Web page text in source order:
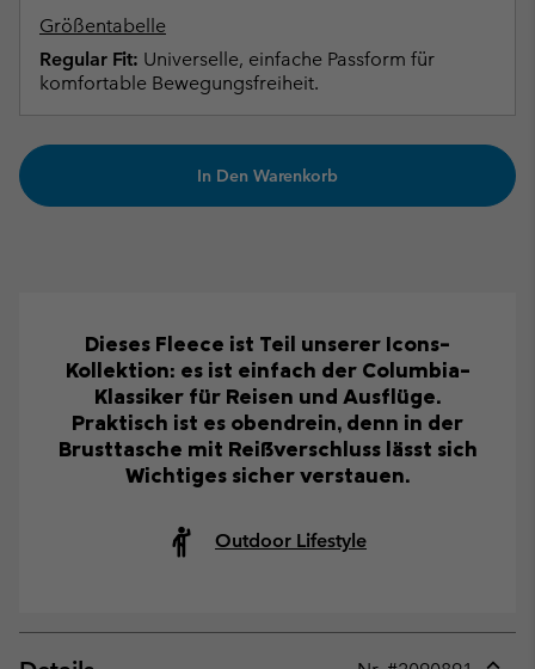
Größentabelle
Regular Fit: Universelle, einfache Passform für
komfortable Bewegungsfreiheit.
In Den Warenkorb
Dieses Fleece ist Teil unserer Icons-
Kollektion: es ist einfach der Columbia-
Klassiker für Reisen und Ausflüge.
Praktisch ist es obendrein, denn in der
Brusttasche mit Reißverschluss lässt sich
Wichtiges sicher verstauen.
Outdoor Lifestyle